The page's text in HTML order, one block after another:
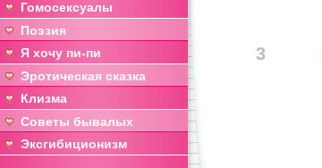
Гомосексуалы
Поэзия
Я хочу пи-пи
Эротическая сказка
Клизма
Советы бывалых
Эксгибиционизм
3